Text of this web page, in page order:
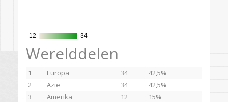
12
12 34
34
Werelddelen
1 Europa 34
42,5%
2
Azië 34
42,5%
3
Amerika 12
15%